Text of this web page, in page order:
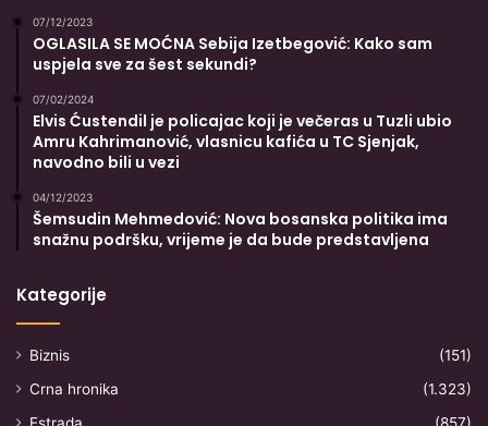
07/12/2023
OGLASILA SE MOĆNA Sebija Izetbegović: Kako sam
uspjela sve za šest sekundi?
07/02/2024
Elvis Ćustendil je policajac koji je večeras u Tuzli ubio
Amru Kahrimanović, vlasnicu kafića u TC Sjenjak,
navodno bili u vezi
04/12/2023
Šemsudin Mehmedović: Nova bosanska politika ima
snažnu podršku, vrijeme je da bude predstavljena
Kategorije
Biznis
(151)
Crna hronika
(1.323)